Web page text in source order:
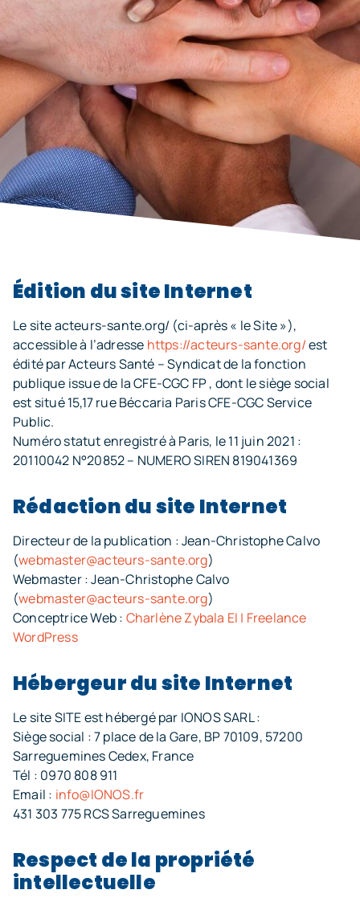
Édition du site Internet
Le site acteurs-sante.org/ (ci-après « le Site »),
accessible à l’adresse https://acteurs-sante.org/est
édité par Acteurs Santé – Syndicat de la fonction
publique issue de la CFE-CGC FP , dont le siège social
est situé 15,17 rue Béccaria Paris CFE-CGC Service
Public.
Numéro statut enregistré à Paris, le 11 juin 2021 :
20110042 N°20852 – NUMERO SIREN 819041369
Rédaction du site Internet
Directeur de la publication : Jean-Christophe Calvo
(webmaster@acteurs-sante.org)
Webmaster : Jean-Christophe Calvo
(webmaster@acteurs-sante.org)
Conceptrice Web : Charlène Zybala EI | Freelance
WordPress
Hébergeur du site Internet
Le site SITE est hébergé par IONOS SARL :
Siège social : 7 place de la Gare, BP 70109, 57200
Sarreguemines Cedex, France
Tél : 0970 808 911
Email : info@IONOS.fr
431 303 775 RCS Sarreguemines
Respect de la propriété
intellectuelle